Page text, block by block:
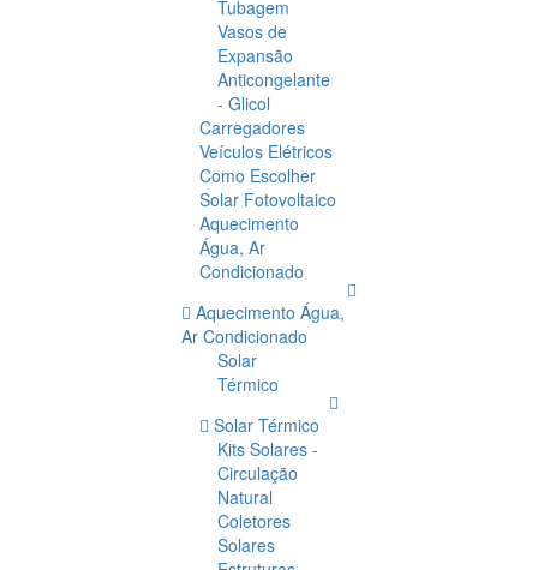
Tubagem
Vasos de
Expansão
Anticongelante
- Glicol
Carregadores
Veículos Elétricos
Como Escolher
Solar Fotovoltaico
Aquecimento
Água, Ar
Condicionado
Aquecimento Água,
Ar Condicionado
Solar
Térmico
Solar Térmico
Kits Solares -
Circulação
Natural
Coletores
Solares